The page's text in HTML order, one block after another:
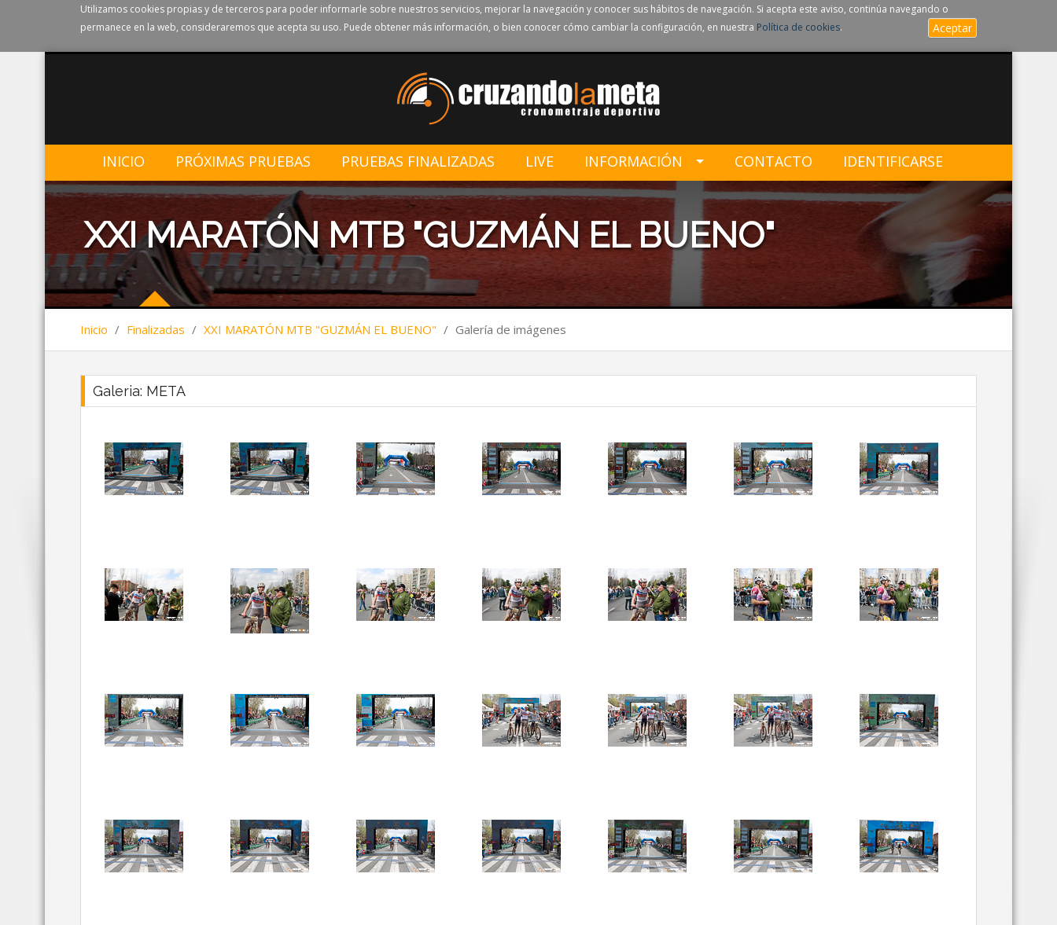
Utilizamos cookies propias y de terceros para poder informarle sobre nuestros servicios, mejorar la navegación y conocer sus hábitos de navegación. Si acepta este aviso, continúa navegando o
permanece en la web, consideraremos que acepta su uso. Puede obtener más información, o bien conocer cómo cambiar la configuración, en nuestra Política de cookies. Aceptar
INICIO PRÓXIMAS PRUEBAS PRUEBAS FINALIZADAS LIVE INFORMACIÓN CONTACTO IDENTIFICARSE
XXI MARATÓN MTB "GUZMÁN EL BUENO"
Inicio / Finalizadas / XXI MARATÓN MTB "GUZMÁN EL BUENO" / Galería de imágenes
Galeria: META